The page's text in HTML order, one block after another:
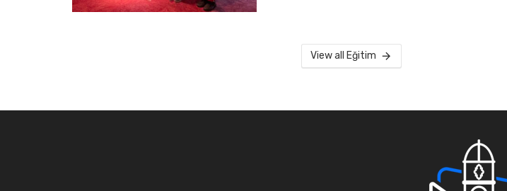
View all Eğitim